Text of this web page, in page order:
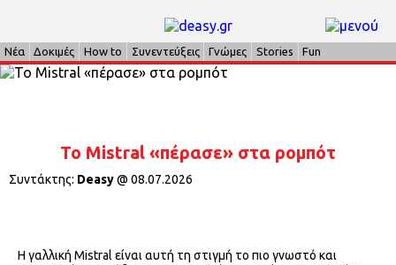
Νέα Δοκιμές How to Συνεντεύξεις Γνώμες Stories Fun
Το Mistral «πέρασε» στα ρομπότ
Συντάκτης: Deasy@ 08.07.2026
Η γαλλική Mistral είναι αυτή τη στιγμή το πιο γνωστό και